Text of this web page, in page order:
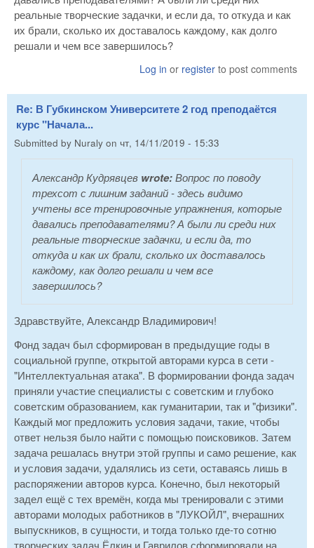
реальные творческие задачки, и если да, то откуда и как
их брали, сколько их доставалось каждому, как долго
решали и чем все завершилось?
Log in or register to post comments
Re: В Губкинском Университете 2 год преподаётся
курс "Начала...
Submitted by Nuraly on чт, 14/11/2019 - 15:33
Александр Кудрявцев wrote:Вопрос по поводу
трехсот с лишним заданий - здесь видимо
учтены все тренировочные упражнения, которые
давались преподавателями? А были ли среди них
реальные творческие задачки, и если да, то
откуда и как их брали, сколько их доставалось
каждому, как долго решали и чем все
завершилось?
Здравствуйте, Александр Владимирович!
Фонд задач был сформирован в предыдущие годы в
социальной группе, открытой авторами курса в сети -
"Интеллектуальная атака". В формировании фонда задач
приняли участие специалисты с советским и глубоко
советским образованием, как гуманитарии, так и "физики".
Каждый мог предложить условия задачи, такие, чтобы
ответ нельзя было найти с помощью поисковиков. Затем
задача решалась внутри этой группы и само решение, как
и условия задачи, удалялись из сети, оставаясь лишь в
распоряжении авторов курса. Конечно, был некоторый
задел ещё с тех времён, когда мы тренировали с этими
авторами молодых работников в "ЛУКОЙЛ", вчерашних
выпускников, в сущности, и тогда только где-то сотню
творческих задач Ёлкин и Гаврилов сформировали на